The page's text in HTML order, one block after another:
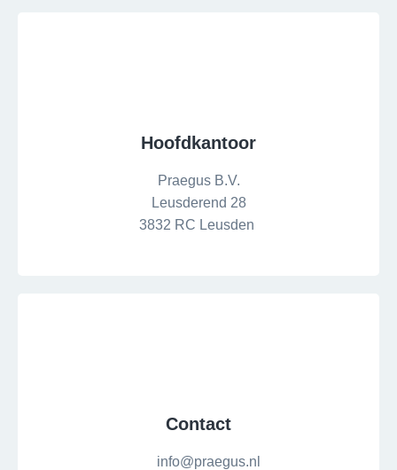
Hoofdkantoor
Praegus B.V.
Leusderend 28
3832 RC Leusden
Contact
info@praegus.nl